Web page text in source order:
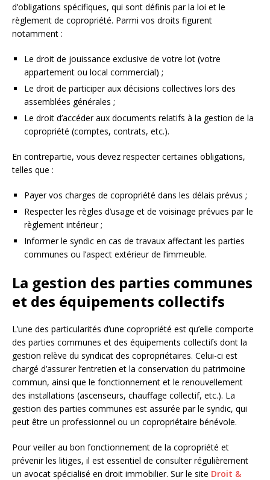
d’obligations spécifiques, qui sont définis par la loi et le
règlement de copropriété. Parmi vos droits figurent
notamment :
Le droit de jouissance exclusive de votre lot (votre
appartement ou local commercial) ;
Le droit de participer aux décisions collectives lors des
assemblées générales ;
Le droit d’accéder aux documents relatifs à la gestion de la
copropriété (comptes, contrats, etc.).
En contrepartie, vous devez respecter certaines obligations,
telles que :
Payer vos charges de copropriété dans les délais prévus ;
Respecter les règles d’usage et de voisinage prévues par le
règlement intérieur ;
Informer le syndic en cas de travaux affectant les parties
communes ou l’aspect extérieur de l’immeuble.
La gestion des parties communes
et des équipements collectifs
L’une des particularités d’une copropriété est qu’elle comporte
des parties communes et des équipements collectifs dont la
gestion relève du syndicat des copropriétaires. Celui-ci est
chargé d’assurer l’entretien et la conservation du patrimoine
commun, ainsi que le fonctionnement et le renouvellement
des installations (ascenseurs, chauffage collectif, etc.). La
gestion des parties communes est assurée par le syndic, qui
peut être un professionnel ou un copropriétaire bénévole.
Pour veiller au bon fonctionnement de la copropriété et
prévenir les litiges, il est essentiel de consulter régulièrement
un avocat spécialisé en droit immobilier. Sur le site Droit &